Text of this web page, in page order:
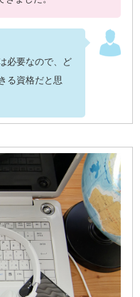
必要なので、ど
る資格だと思